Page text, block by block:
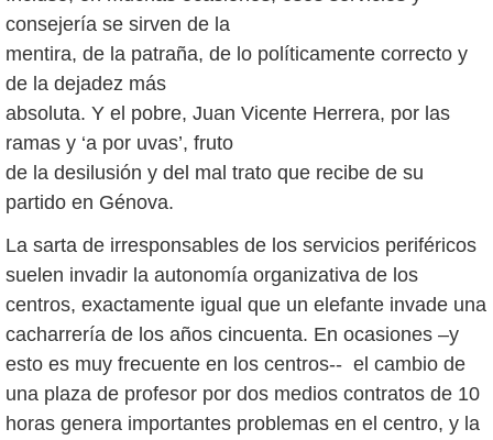
consejería se sirven de la
mentira, de la patraña, de lo políticamente correcto y
de la dejadez más
absoluta. Y el pobre, Juan Vicente Herrera, por las
ramas y ‘a por uvas’, fruto
de la desilusión y del mal trato que recibe de su
partido en Génova.
La sarta de irresponsables de los servicios periféricos
suelen invadir la autonomía organizativa de los
centros, exactamente igual que un elefante invade una
cacharrería de los años cincuenta. En ocasiones –y
esto es muy frecuente en los centros-- el cambio de
una plaza de profesor por dos medios contratos de 10
horas genera importantes problemas en el centro, y la